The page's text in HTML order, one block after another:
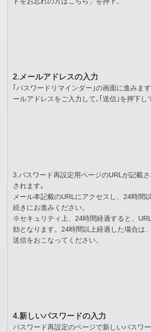
2.メールアドレスの入力
｢パスワードリマインダー｣の画面に進みま
ールアドレスをご入力して､｢送信｣を押下し
3.パスワード再設定用ページのURLが記載
されます｡
メール本記載のURLにアクセスし、24時間
続きにお進みください。
※セキュリティ上、24時間経過すると、
効となります。24時間以上経過した場合は
送信をおこなってください。
4.新しいパスワードの入力
パスワード再設定のページで新しいパスワ